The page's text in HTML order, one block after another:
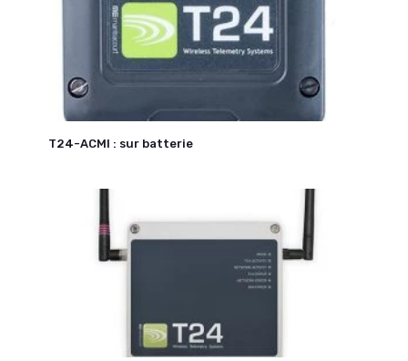
T24-ACMI : sur batterie